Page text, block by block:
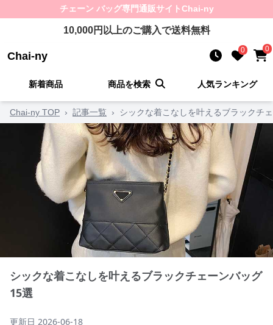
チェーン バッグ専門通販サイトChai-ny
10,000円以上のご購入で送料無料
Chai-ny 0 0
新着商品 商品を検索 人気ランキング
Chai-ny TOP › 記事一覧 › シックな着こなしを叶えるブラックチ
シックな着こなしを叶えるブラックチェーンバッグ
15選
更新日 2026-06-18